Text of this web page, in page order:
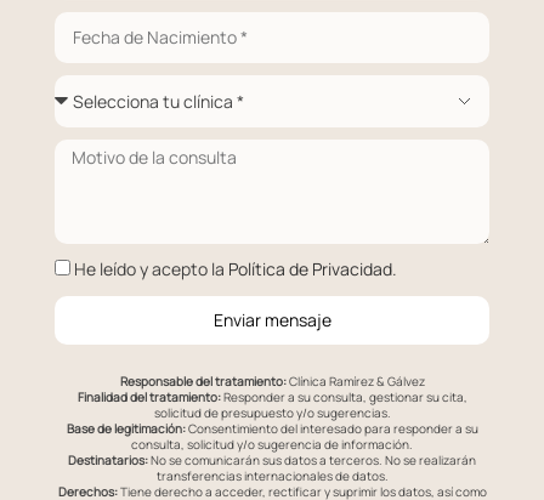
He leído y acepto la Política de Privacidad.
Enviar mensaje
Responsable del tratamiento:Clínica Ramírez & Gálvez
Finalidad del tratamiento:Responder a su consulta, gestionar su cita,
solicitud de presupuesto y/o sugerencias.
Base de legitimación:Consentimiento del interesado para responder a su
consulta, solicitud y/o sugerencia de información.
Destinatarios:No se comunicarán sus datos a terceros. No se realizarán
transferencias internacionales de datos.
Derechos:Tiene derecho a acceder, rectificar y suprimir los datos, así como